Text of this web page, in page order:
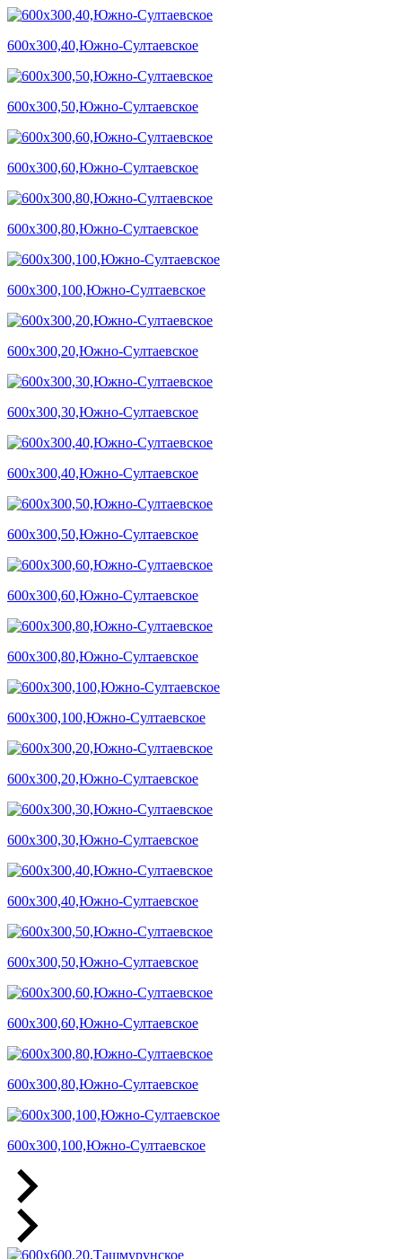
600х300,40,Южно-Султаевское
600х300,50,Южно-Султаевское
600х300,60,Южно-Султаевское
600х300,80,Южно-Султаевское
600х300,100,Южно-Султаевское
600х300,20,Южно-Султаевское
600х300,30,Южно-Султаевское
600х300,40,Южно-Султаевское
600х300,50,Южно-Султаевское
600х300,60,Южно-Султаевское
600х300,80,Южно-Султаевское
600х300,100,Южно-Султаевское
600х300,20,Южно-Султаевское
600х300,30,Южно-Султаевское
600х300,40,Южно-Султаевское
600х300,50,Южно-Султаевское
600х300,60,Южно-Султаевское
600х300,80,Южно-Султаевское
600х300,100,Южно-Султаевское